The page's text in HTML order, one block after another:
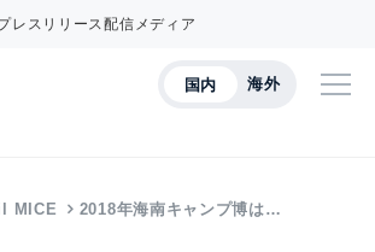
レスリリース配信メディア
国内 海外
MICE 2018年海南キャンプ博は…